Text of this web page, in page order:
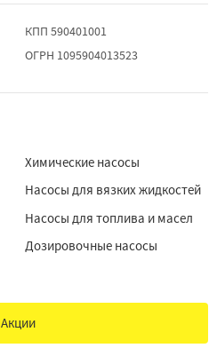
КПП 590401001
ОГРН 1095904013523
Химические насосы
Насосы для вязких жидкостей
Насосы для топлива и масел
Дозировочные насосы
Акции